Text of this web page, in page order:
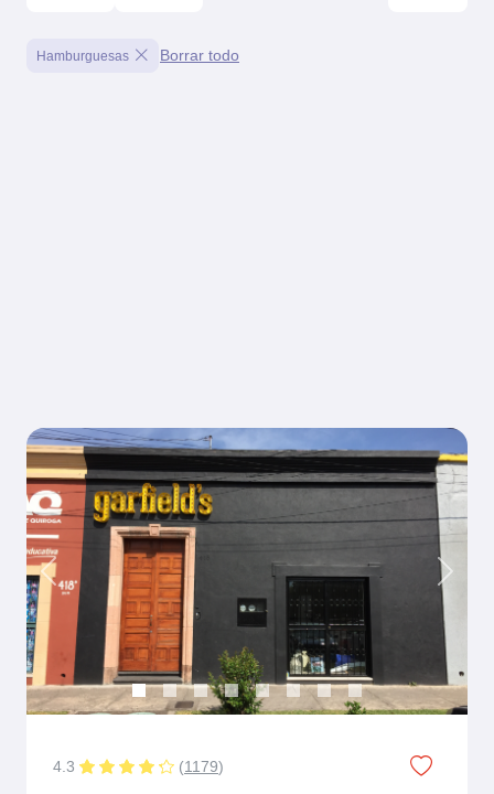
Hamburguesas Borrar todo
Previous Next
4.3 (1179)